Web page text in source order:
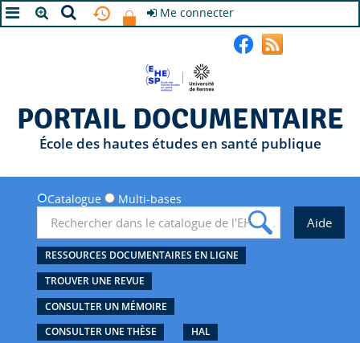
Me connecter
PORTAIL DOCUMENTAIRE
École des hautes études en santé publique
Catalogue Multi-bases
RESSOURCES DOCUMENTAIRES EN LIGNE
TROUVER UNE REVUE
CONSULTER UN MÉMOIRE
CONSULTER UNE THÈSE
HAL